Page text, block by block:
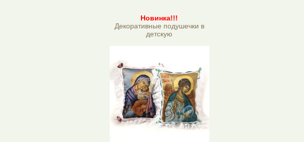
Новинка!!!
Декоративные подушечки в
детскую